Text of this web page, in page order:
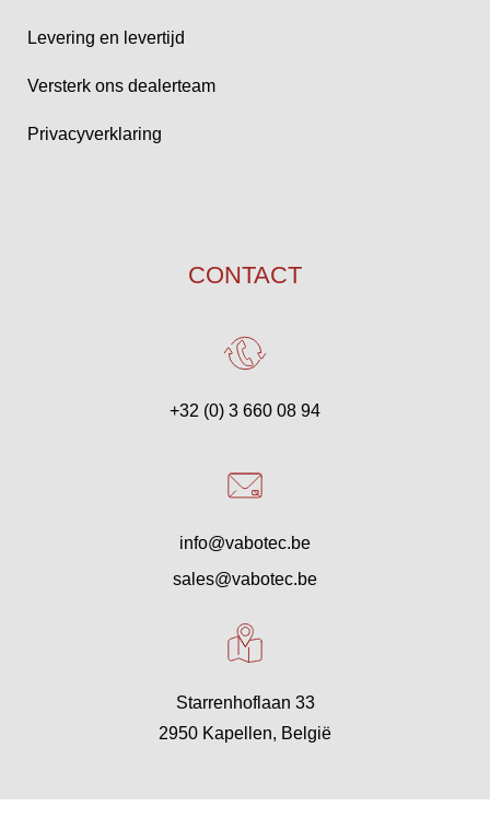
Levering en levertijd
Versterk ons dealerteam
Privacyverklaring
CONTACT
+32 (0) 3 660 08 94
info@vabotec.be
sales@vabotec.be
Starrenhoflaan 33
2950 Kapellen, België